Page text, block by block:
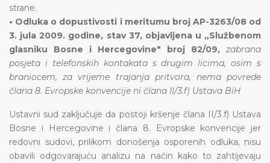
strane.
• Odluka o dopustivosti i meritumu broj AP-3263/08 od
3. jula 2009. godine, stav 37, objavljena u „Službenom
glasniku Bosne i Hercegovine" broj 82/09, zabrana
posjeta i telefonskih kontakata s drugim licima, osim s
braniocem, za vrijeme trajanja pritvora, nema povrede
člana 8. Evropske konvencije ni člana II/3.f) Ustava BiH
Ustavni sud zaključuje da postoji kršenje člana II/3.f) Ustava
Bosne i Hercegovine i člana 8. Evropske konvencije jer
redovni sudovi, prilikom donošenja osporenih odluka, nisu
obavili odgovarajuću analizu na način kako to zahtijevaju